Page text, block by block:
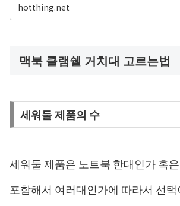
hotthing.net
맥북 클램쉘 거치대 고르는법
세워둘 제품의 수
세워둘 제품은 노트북 한대인가 혹
포함해서 여러대인가에 따라서 선